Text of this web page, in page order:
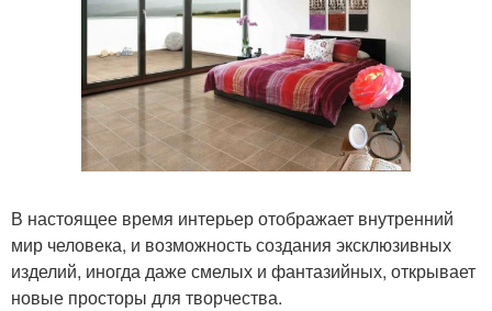
В настоящее время интерьер отображает внутренний
мир человека, и возможность создания эксклюзивных
изделий, иногда даже смелых и фантазийных, открывает
новые просторы для творчества.